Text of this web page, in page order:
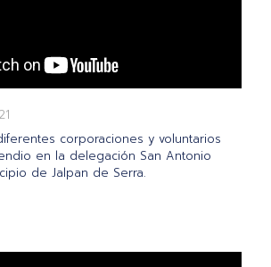
corporaciones y voluntarios
en la delegación San Antonio
de Jalpan de Serra.